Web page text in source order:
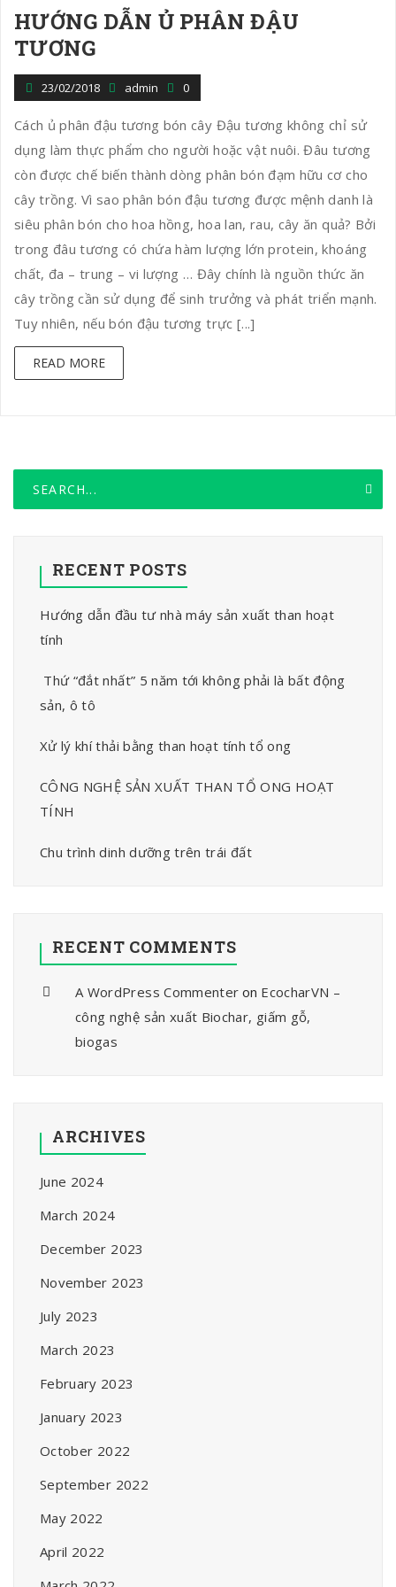
HƯỚNG DẪN Ủ PHÂN ĐẬU
TƯƠNG
23/02/2018 admin 0
Cách ủ phân đậu tương bón cây Đậu tương không chỉ sử
dụng làm thực phẩm cho người hoặc vật nuôi. Đâu tương
còn được chế biến thành dòng phân bón đạm hữu cơ cho
cây trồng. Vì sao phân bón đậu tương được mệnh danh là
siêu phân bón cho hoa hồng, hoa lan, rau, cây ăn quả? Bởi
trong đâu tương có chứa hàm lượng lớn protein, khoáng
chất, đa – trung – vi lượng … Đây chính là nguồn thức ăn
cây trồng cần sử dụng để sinh trưởng và phát triển mạnh.
Tuy nhiên, nếu bón đậu tương trực [...]
READ MORE
RECENT POSTS
Hướng dẫn đầu tư nhà máy sản xuất than hoạt
tính
Thứ “đắt nhất” 5 năm tới không phải là bất động
sản, ô tô
Xử lý khí thải bằng than hoạt tính tổ ong
CÔNG NGHỆ SẢN XUẤT THAN TỔ ONG HOẠT
TÍNH
Chu trình dinh dưỡng trên trái đất
RECENT COMMENTS
A WordPress Commenter on EcocharVN –
công nghệ sản xuất Biochar, giấm gỗ,
biogas
ARCHIVES
June 2024
March 2024
December 2023
November 2023
July 2023
March 2023
February 2023
January 2023
October 2022
September 2022
May 2022
April 2022